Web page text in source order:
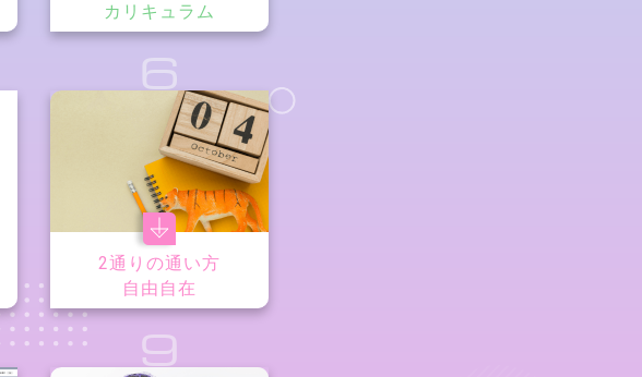
カリキュラム
6
2通りの通い方
自由自在
9